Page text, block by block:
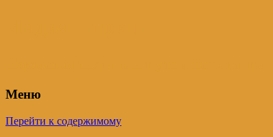
Меню
Перейти к содержимому